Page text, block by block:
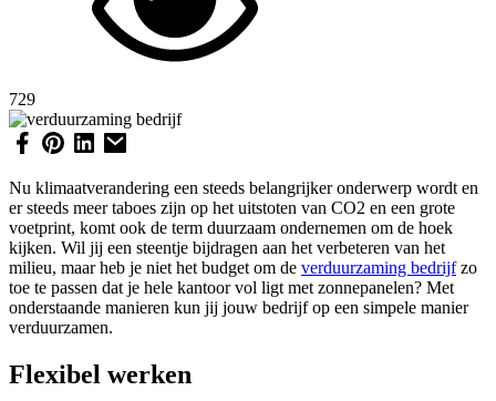
729
Nu klimaatverandering een steeds belangrijker onderwerp wordt en
er steeds meer taboes zijn op het uitstoten van CO2 en een grote
voetprint, komt ook de term duurzaam ondernemen om de hoek
kijken. Wil jij een steentje bijdragen aan het verbeteren van het
milieu, maar heb je niet het budget om de verduurzaming bedrijfzo
toe te passen dat je hele kantoor vol ligt met zonnepanelen? Met
onderstaande manieren kun jij jouw bedrijf op een simpele manier
verduurzamen.
Flexibel werken